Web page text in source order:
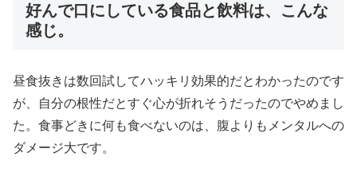
好んで口にしている食品と飲料は、こんな
感じ。
昼食抜きは数回試してハッキリ効果的だとわかったのです
が、自分の根性だとすぐ心が折れそうだったのでやめまし
た。食事どきに何も食べないのは、腹よりもメンタルへの
ダメージ大です。